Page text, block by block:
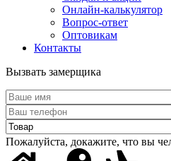
Онлайн-калькулятор
Вопрос-ответ
Оптовикам
Контакты
Вызвать замерщика
Пожалуйста, докажите, что вы